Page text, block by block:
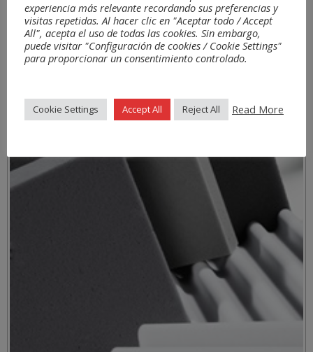
experiencia más relevante recordando sus preferencias y
visitas repetidas. Al hacer clic en "Aceptar todo / Accept
All", acepta el uso de todas las cookies. Sin embargo,
puede visitar "Configuración de cookies / Cookie Settings"
para proporcionar un consentimiento controlado.
Cookie Settings Accept All Reject All Read More